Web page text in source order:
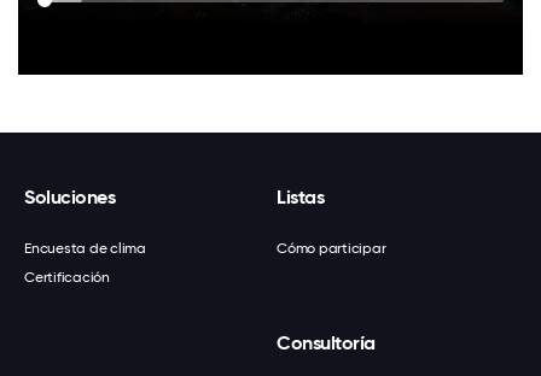
Soluciones
Encuesta de clima
Certificación
Listas
Cómo participar
Consultoría